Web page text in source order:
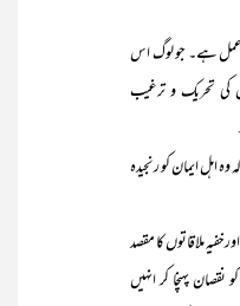
عمل ہے۔ جو لوگ اس
کی تحریک و ترغیب
وہ اہل ایمان کو رنجیدہ
ملاقاتوں کا مقصد
پہنچا کر انہیں